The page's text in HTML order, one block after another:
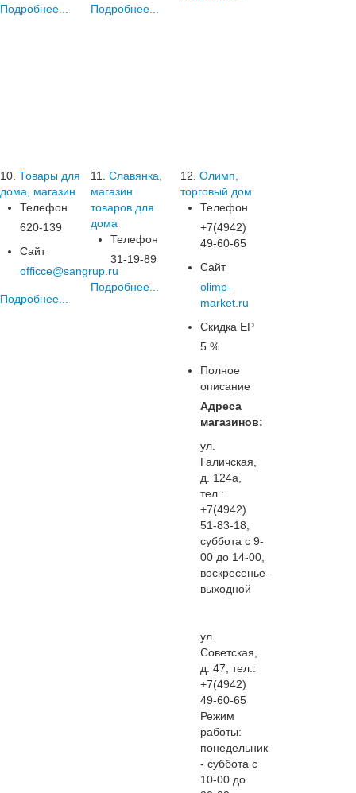
Подробнее... Подробнее...
10. Товары для
дома, магазин
Телефон
620-139
Сайт
officce@sangrup.ru
Подробнее...
11.
Славянка,
магазин
товаров для
дома
Телефон
31-19-89
Подробнее...
12. Олимп,
торговый дом
Телефон
+7(4942)
49-60-65
Сайт
olimp-
market.ru
Скидка ЕР
5 %
Полное
описание
Адреса
магазинов:
ул.
Галичская,
д. 124а,
тел.:
+7(4942)
51-83-18,
суббота с 9-
00 до 14-00,
воскресенье–
выходной
ул.
Советская,
д. 47, тел.:
+7(4942)
49-60-65
Режим
работы:
понедельник
- суббота с
10-00 до